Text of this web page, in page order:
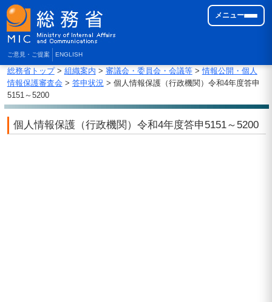
ご意見・ご提案 ENGLISH
メニュー
総務省トップ> 組織案内 > 審議会・委員会・会議等>情報公開・個人
情報保護審査会 > 答申状況> 個人情報保護（行政機関）令和4年度答申
5151～5200
個人情報保護（行政機関）令和4年度答申5151～5200